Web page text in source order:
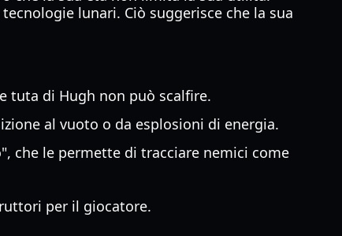
lunari. Ciò suggerisce che la sua
tuta di Hugh non può scalfire.
al vuoto o da esplosioni di energia.
che le permette di tracciare nemici come
per il giocatore.